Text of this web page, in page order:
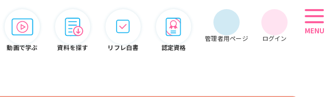
動画で学ぶ 資料を探す リフレ白書 認定資格
管理者用ページ ログイン
MENU